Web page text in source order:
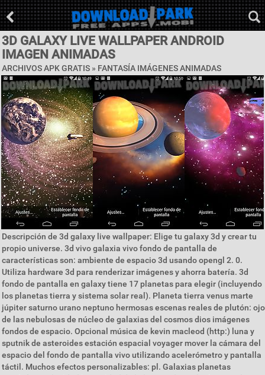
3D GALAXY LIVE WALLPAPER ANDROID
IMAGEN ANIMADAS
ARCHIVOS APK GRATIS » FANTASÍA IMÁGENES ANIMADAS
Descripción de 3d galaxy live wallpaper: Elige tu galaxy 3d y crear tu
propio universe. 3d vivo galaxia vivo fondo de pantalla de
características son: ambiente de espacio 3d usando opengl 2. 0.
Utiliza hardware 3d para renderizar imágenes y ahorra batería. 3d
fondo de pantalla en galaxy tiene 17 planetas para elegir (incluyendo
los planetas tierra y sistema solar real). Planeta tierra venus marte
júpiter saturno urano neptuno hermosas escenas reales de plutón: ojo
de las nebulosas de núcleo de galaxias del cosmos dios imágenes
fondos de espacio. Opcional música de kevin macleod (http:) luna y
sputnik de asteroides estación espacial voyager mover la cámara del
espacio del fondo de pantalla vivo utilizando acelerómetro y pantalla
táctil. Muchos efectos personalizables: pl. Galaxias planetas